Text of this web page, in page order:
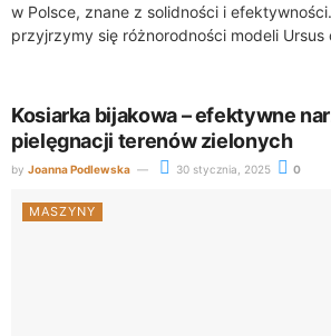
w Polsce, znane z solidności i
przyjrzymy się różnorodności modeli Ursus
Kosiarka bijakowa – efektywne
pielęgnacji terenów zielonych
by Joanna Podlewska 30 stycznia, 2025 0
MASZYNY